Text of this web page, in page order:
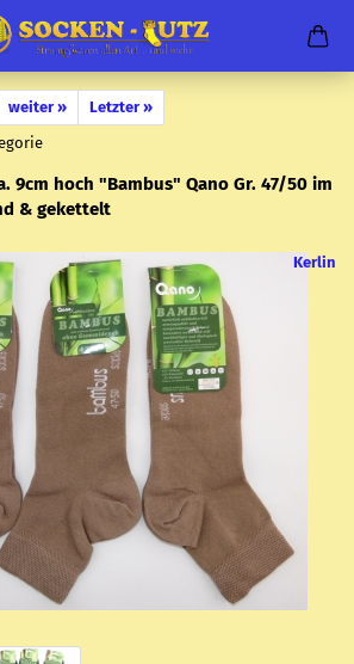
weiter »
Letzter »
9cm hoch "Bam­bus" Qano Gr. 47/50 im
& ge­ket­telt
Kerlin